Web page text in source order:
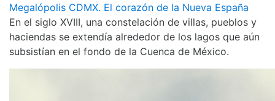
Megalópolis CDMX. El corazón de la Nueva España
En el siglo XVIII, una constelación de villas, pueblos y
haciendas se extendía alrededor de los lagos que aún
subsistían en el fondo de la Cuenca de México.